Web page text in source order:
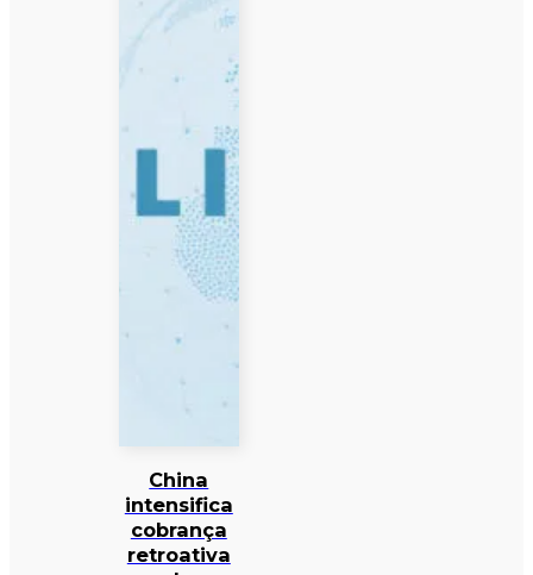
China
intensifica
cobrança
retroativa